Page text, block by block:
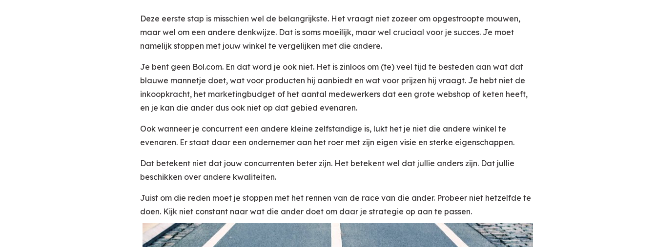
Deze eerste stap is misschien wel de belangrijkste. Het vraagt niet zozeer om opgestroopte mouwen,
maar wel om een andere denkwijze. Dat is soms moeilijk, maar wel cruciaal voor je succes. Je moet
namelijk stoppen met jouw winkel te vergelijken met die andere.
Je bent geen Bol.com. En dat word je ook niet. Het is zinloos om (te) veel tijd te besteden aan wat dat
blauwe mannetje doet, wat voor producten hij aanbiedt en wat voor prijzen hij vraagt. Je hebt niet de
inkoopkracht, het marketingbudget of het aantal medewerkers dat een grote webshop of keten heeft,
en je kan die ander dus ook niet op dat gebied evenaren.
Ook wanneer je concurrent een andere kleine zelfstandige is, lukt het je niet die andere winkel te
evenaren. Er staat daar een ondernemer aan het roer met zijn eigen visie en sterke eigenschappen.
Dat betekent niet dat jouw concurrenten beter zijn. Het betekent wel dat jullie anders zijn. Dat jullie
beschikken over andere kwaliteiten.
Juist om die reden moet je stoppen met het rennen van de race van die ander. Probeer niet hetzelfde te
doen. Kijk niet constant naar wat die ander doet om daar je strategie op aan te passen.